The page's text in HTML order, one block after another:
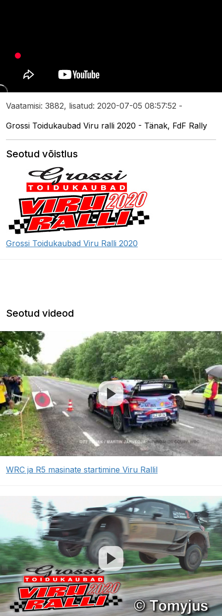
Vaatamisi: 3882, lisatud: 2020-07-05 08:57:52 -
Grossi Toidukaubad Viru ralli 2020 - Tänak, FdF Rally
Seotud võistlus
Grossi Toidukaubad Viru Ralli 2020
Seotud videod
WRC ja R5 masinate startimine Viru Rallil